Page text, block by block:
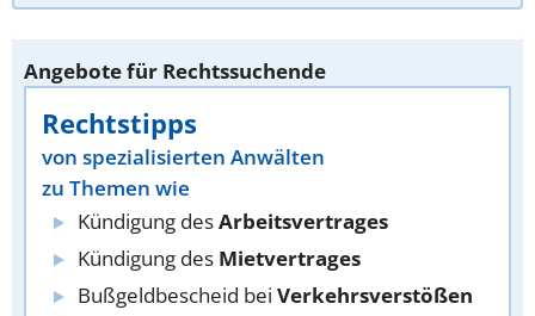
Angebote für Rechtssuchende
Rechtstipps
von spezialisierten Anwälten
zu Themen wie
Kündigung desArbeitsvertrages
Kündigung des Mietvertrages
Bußgeldbescheid bei Verkehrsverstößen